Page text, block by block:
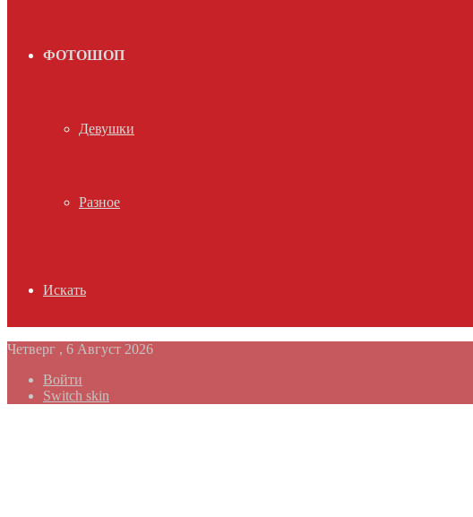
ФОТОШОП
Девушки
Разное
Искать
Четверг , 6 Август 2026
Войти
Switch skin